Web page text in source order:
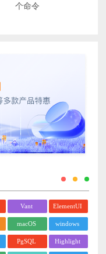
个命令
Vant ElementUI
macOS windows
PgSQL Highlight